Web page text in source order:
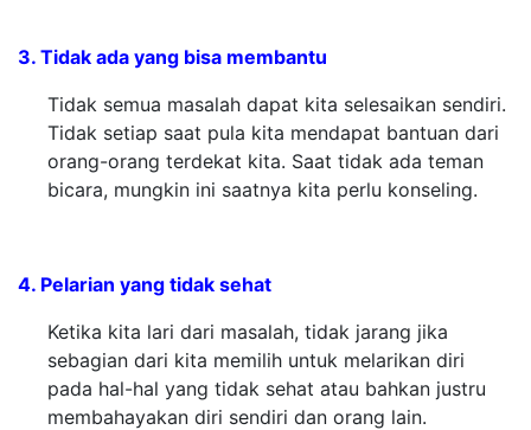
3. Tidak ada yang bisa membantu
Tidak semua masalah dapat kita selesaikan sendiri.
Tidak setiap saat pula kita mendapat bantuan dari
orang-orang terdekat kita. Saat tidak ada teman
bicara, mungkin ini saatnya kita perlu konseling.
4. Pelarian yang tidak sehat
Ketika kita lari dari masalah, tidak jarang jika
sebagian dari kita memilih untuk melarikan diri
pada hal-hal yang tidak sehat atau bahkan justru
membahayakan diri sendiri dan orang lain.